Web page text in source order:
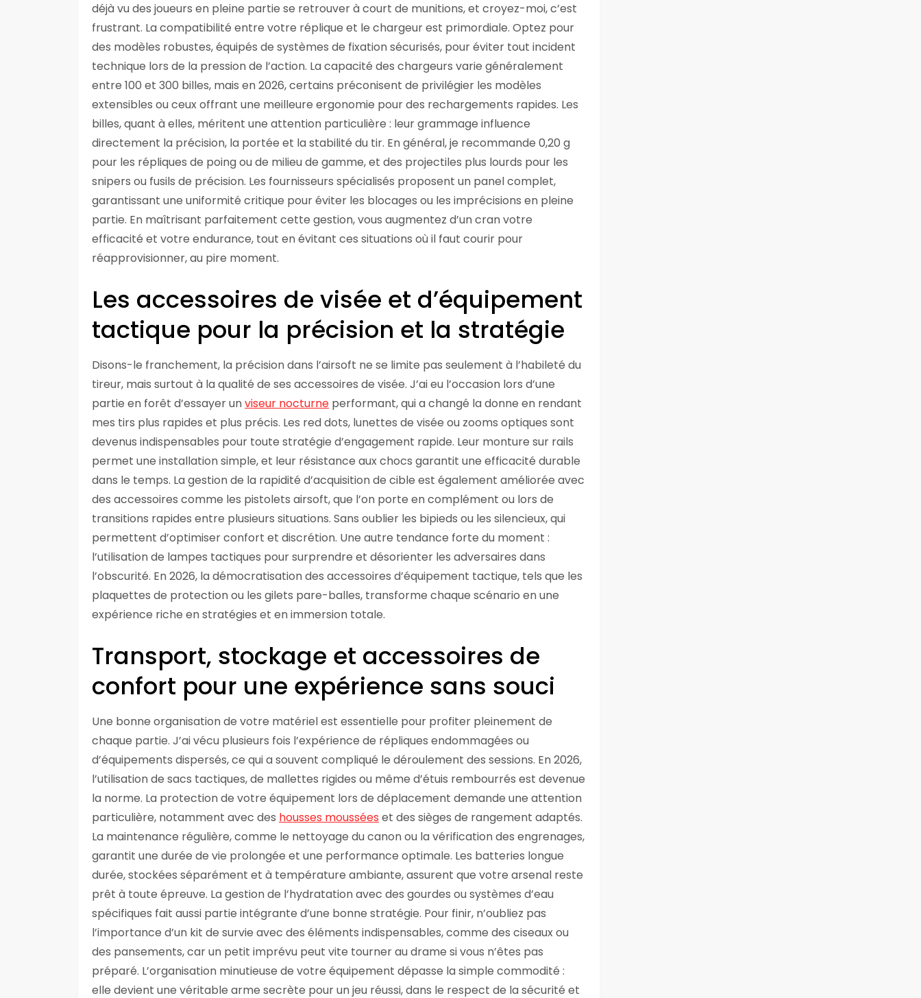
déjà vu des joueurs en pleine partie se retrouver à court de munitions, et croyez-moi, c’est
frustrant. La compatibilité entre votre réplique et le chargeur est primordiale. Optez pour
des modèles robustes, équipés de systèmes de fixation sécurisés, pour éviter tout incident
technique lors de la pression de l’action. La capacité des chargeurs varie généralement
entre 100 et 300 billes, mais en 2026, certains préconisent de privilégier les modèles
extensibles ou ceux offrant une meilleure ergonomie pour des rechargements rapides. Les
billes, quant à elles, méritent une attention particulière : leur grammage influence
directement la précision, la portée et la stabilité du tir. En général, je recommande 0,20 g
pour les répliques de poing ou de milieu de gamme, et des projectiles plus lourds pour les
snipers ou fusils de précision. Les fournisseurs spécialisés proposent un panel complet,
garantissant une uniformité critique pour éviter les blocages ou les imprécisions en pleine
partie. En maîtrisant parfaitement cette gestion, vous augmentez d’un cran votre
efficacité et votre endurance, tout en évitant ces situations où il faut courir pour
réapprovisionner, au pire moment.
Les accessoires de visée et d’équipement
tactique pour la précision et la stratégie
Disons-le franchement, la précision dans l’airsoft ne se limite pas seulement à l’habileté du
tireur, mais surtout à la qualité de ses accessoires de visée. J’ai eu l’occasion lors d’une
partie en forêt d’essayer unviseur nocturne performant, qui a changé la donne en rendant
mes tirs plus rapides et plus précis. Les red dots, lunettes de visée ou zooms optiques sont
devenus indispensables pour toute stratégie d’engagement rapide. Leur monture sur rails
permet une installation simple, et leur résistance aux chocs garantit une efficacité durable
dans le temps. La gestion de la rapidité d’acquisition de cible est également améliorée avec
des accessoires comme les pistolets airsoft, que l’on porte en complément ou lors de
transitions rapides entre plusieurs situations. Sans oublier les bipieds ou les silencieux, qui
permettent d’optimiser confort et discrétion. Une autre tendance forte du moment :
l’utilisation de lampes tactiques pour surprendre et désorienter les adversaires dans
l’obscurité. En 2026, la démocratisation des accessoires d’équipement tactique, tels que les
plaquettes de protection ou les gilets pare-balles, transforme chaque scénario en une
expérience riche en stratégies et en immersion totale.
Transport, stockage et accessoires de
confort pour une expérience sans souci
Une bonne organisation de votre matériel est essentielle pour profiter pleinement de
chaque partie. J’ai vécu plusieurs fois l’expérience de répliques endommagées ou
d’équipements dispersés, ce qui a souvent compliqué le déroulement des sessions. En 2026,
l’utilisation de sacs tactiques, de mallettes rigides ou même d’étuis rembourrés est devenue
la norme. La protection de votre équipement lors de déplacement demande une attention
particulière, notamment avec des housses moussées et des sièges de rangement adaptés.
La maintenance régulière, comme le nettoyage du canon ou la vérification des engrenages,
garantit une durée de vie prolongée et une performance optimale. Les batteries longue
durée, stockées séparément et à température ambiante, assurent que votre arsenal reste
prêt à toute épreuve. La gestion de l’hydratation avec des gourdes ou systèmes d’eau
spécifiques fait aussi partie intégrante d’une bonne stratégie. Pour finir, n’oubliez pas
l’importance d’un kit de survie avec des éléments indispensables, comme des ciseaux ou
des pansements, car un petit imprévu peut vite tourner au drame si vous n’êtes pas
préparé. L’organisation minutieuse de votre équipement dépasse la simple commodité :
elle devient une véritable arme secrète pour un jeu réussi, dans le respect de la sécurité et